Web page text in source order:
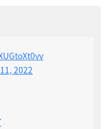
2022